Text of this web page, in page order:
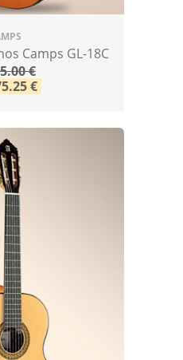
Camps GL-18C
€
€